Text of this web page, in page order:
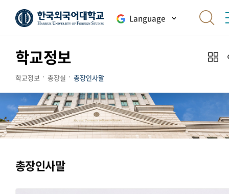
Language
학교정보
학교정보 총장실 총장인사말
총장인사말